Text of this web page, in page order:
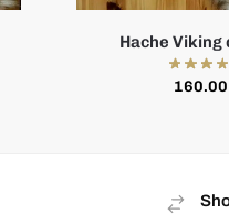
Hache Viking